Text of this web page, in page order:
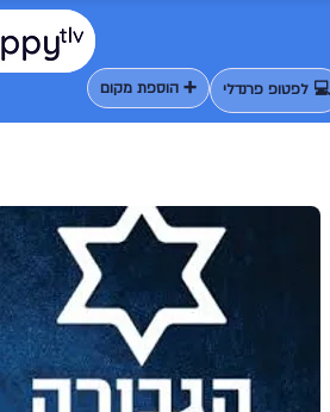
💻 לפטופ פרנדלי ➕ הוספת מקום